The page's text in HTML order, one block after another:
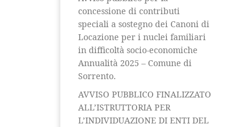
concessione di contributi
speciali a sostegno dei Canoni di
Locazione per i nuclei familiari
in difficoltà socio-economiche
Annualità 2025 – Comune di
Sorrento.
AVVISO PUBBLICO FINALIZZATO
ALL’ISTRUTTORIA PER
L’INDIVIDUAZIONE DI ENTI DEL